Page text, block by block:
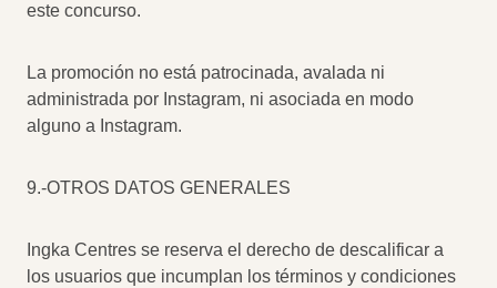
este concurso.
La promoción no está patrocinada, avalada ni
administrada por Instagram, ni asociada en modo
alguno a Instagram.
9.-OTROS DATOS GENERALES
Ingka Centres se reserva el derecho de descalificar a
los usuarios que incumplan los términos y condiciones